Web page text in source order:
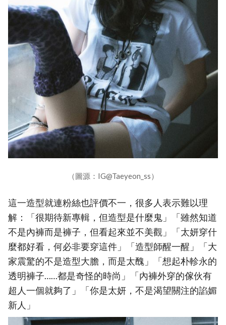
（圖源：IG@Taeyeon_ss）
這一造型就連粉絲也評價不一，很多人表示難以理
解：「很期待新專輯，但造型是什麼鬼」「雖然知道
不是內褲而是褲子，但看起來並不美觀」「太妍穿什
麼都好看，何必非要穿這件」「造型師醒一醒」「大
家震驚的不是造型大膽，而是太醜」「想起朴軫永的
透明褲子……都是奇怪的時尚」「內褲外穿的傢伙有
超人一個就夠了」「你是太妍，不是渴望關注的諂媚
新人」